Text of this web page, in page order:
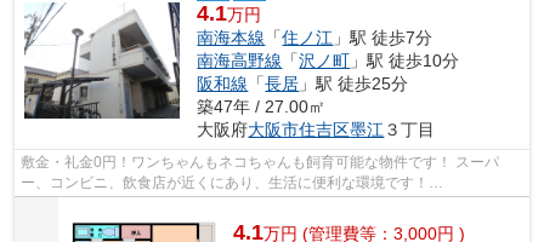
4.1万円
南海本線 「住ノ江 」駅 徒歩7分
南海高野線 「沢ノ町 」駅 徒歩10分
阪和線 「長居 」駅 徒歩25分
築47年 / 27.00㎡
大阪府大阪市住吉区墨江３丁目
敷金・礼金0円！ワンちゃんもネコちゃんも飼育可能な物件です！ スーパ
ー、コンビニ、飲食店が近くにあり、生活に便利な環境です！
4.1万円 (管理費等：3,000円 )